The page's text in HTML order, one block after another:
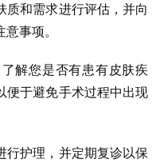
质和需求进行评估，并向
事项。
解您是否有患有皮肤疾
便于避免手术过程中出现
行护理，并定期复诊以保